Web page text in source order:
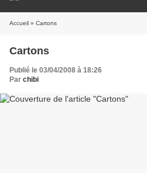
Accueil » Cartons
Cartons
Publié le 03/04/2008 à 18:26
Par chibi